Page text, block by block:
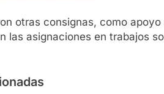
otras consignas, como
las asignaciones en trabajos